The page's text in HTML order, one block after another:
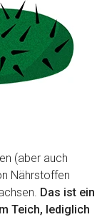
(aber auch
Nährstoffen
Das ist ein
Teich, lediglich